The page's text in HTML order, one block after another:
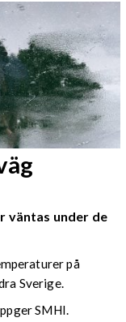
väntas under de
på
Sverige.
SMHI.